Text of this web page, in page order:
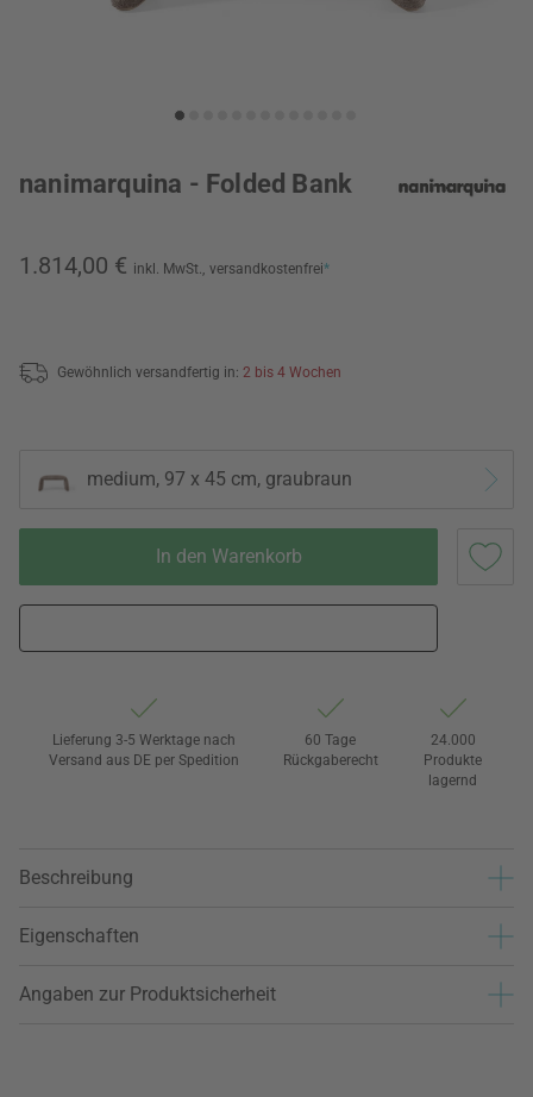
nanimarquina - Folded Bank
1.814,00 € inkl. MwSt., versandkostenfrei*
Gewöhnlich versandfertig in: 2 bis 4 Wochen
medium, 97 x 45 cm, graubraun
In den Warenkorb
Lieferung 3-5 Werktage nach
Versand aus DE per Spedition
60 Tage
Rückgaberecht
24.000
Produkte
lagernd
Beschreibung
Eigenschaften
Angaben zur Produktsicherheit